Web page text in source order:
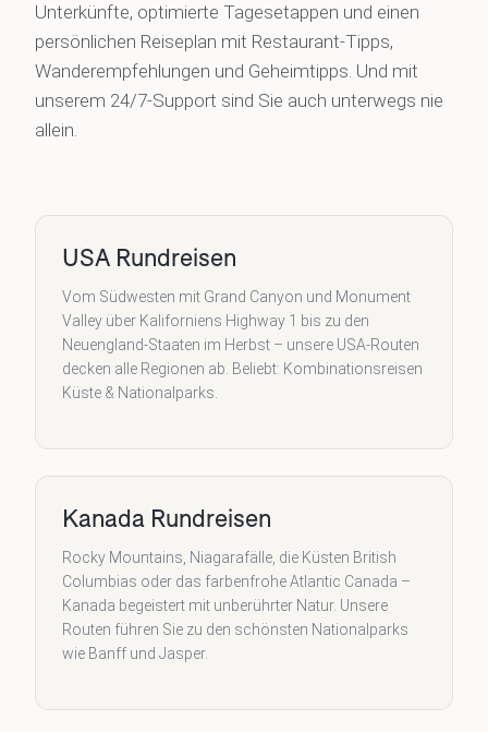
Unterkünfte, optimierte Tagesetappen und einen
persönlichen Reiseplan mit Restaurant-Tipps,
Wanderempfehlungen und Geheimtipps. Und mit
unserem 24/7-Support sind Sie auch unterwegs nie
allein.
USA Rundreisen
Vom Südwesten mit Grand Canyon und Monument
Valley über Kaliforniens Highway 1 bis zu den
Neuengland-Staaten im Herbst – unsere USA-Routen
decken alle Regionen ab. Beliebt: Kombinationsreisen
Küste & Nationalparks.
Kanada Rundreisen
Rocky Mountains, Niagarafälle, die Küsten British
Columbias oder das farbenfrohe Atlantic Canada –
Kanada begeistert mit unberührter Natur. Unsere
Routen führen Sie zu den schönsten Nationalparks
wie Banff und Jasper.